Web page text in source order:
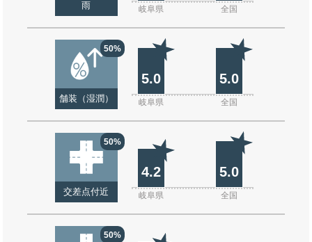
雨 岐阜県 全国
50%
舗装（湿潤）
5.0 5.0
岐阜県 全国
50%
交差点付近
4.2 5.0
岐阜県 全国
50%